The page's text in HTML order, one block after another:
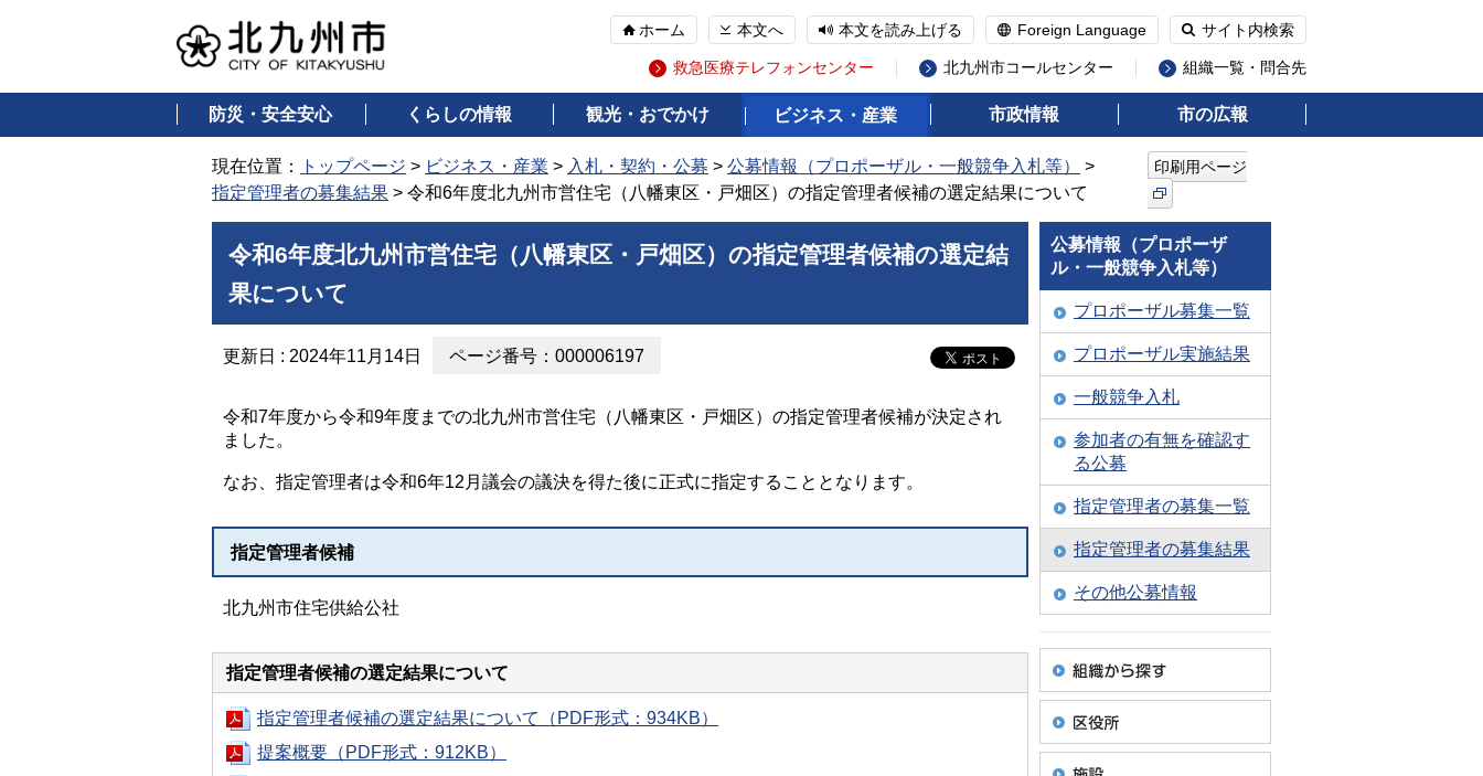
ホーム 本文へ 本文を読み上げる Foreign Language サイト内検索
救急医療テレフォンセンター 北九州市コールセンター 組織一覧・問合先
防災・安全安心 くらしの情報 観光・おでかけ ビジネス・産業 市政情報 市の広報
現在位置： トップページ > ビジネス・産業 > 入札・契約・公募 > 公募情報（プロポーザル・一般競争入札等）
>
指定管理者の募集結果 > 令和6年度北九州市営住宅（八幡東区・戸畑区）の指定管理者候補の選定結果について
印刷用ページ
令和6年度北九州市営住宅（八幡東区・戸畑区）の指定管理者候補の選定結
果について
更新日 : 2024年11月14日 ページ番号：000006197
令和7年度から令和9年度までの北九州市営住宅（八幡東区・戸畑区）の指定管理者候補が決定され
ました。
なお、指定管理者は令和6年12月議会の議決を得た後に正式に指定することとなります。
指定管理者候補
北九州市住宅供給公社
指定管理者候補の選定結果について
指定管理者候補の選定結果について（PDF形式：934KB）
提案概要（PDF形式：912KB）
公募情報（プロポーザ
ル・一般競争入札等）
プロポーザル募集一覧
プロポーザル実施結果
一般競争入札
参加者の有無を確認す
る公募
指定管理者の募集一覧
指定管理者の募集結果
その他公募情報